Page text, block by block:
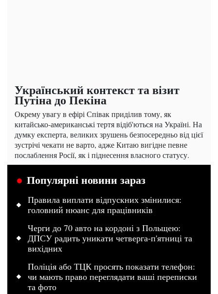
Український контекст та візит
Путіна до Пекіна
Окрему увагу в ефірі Співак приділив тому, як
китайсько-американські тертя відіб'ються на Україні. На
думку експерта, великих зрушень безпосередньо від цієї
зустрічі чекати не варто, адже Китаю вигідне певне
послаблення Росії, як і піднесення власного статусу.
Популярні новини зараз
Правила виплати відпускних змінилися:
головний нюанс для працівників
Черги до 70 авто на кордоні з Польщею:
ДПСУ радить уникати четверга-п'ятниці та
вихідних
Поліція або ТЦК просять показати телефон:
чи мають право переглядати ваші переписки
та фото